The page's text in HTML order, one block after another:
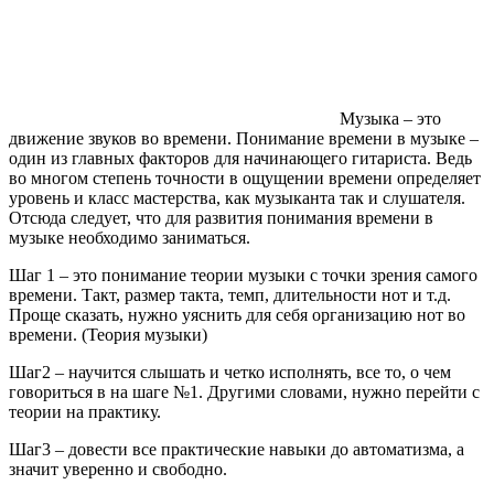
Музыка – это
движение звуков во времени. Понимание времени в музыке –
один из главных факторов для начинающего гитариста. Ведь
во многом степень точности в ощущении времени определяет
уровень и класс мастерства, как музыканта так и слушателя.
Отсюда следует, что для развития понимания времени в
музыке необходимо заниматься.
Шаг 1 – это понимание теории музыки с точки зрения самого
времени. Такт, размер такта, темп, длительности нот и т.д.
Проще сказать, нужно уяснить для себя организацию нот во
времени. (Теория музыки)
Шаг2 – научится слышать и четко исполнять, все то, о чем
говориться в на шаге №1. Другими словами, нужно перейти с
теории на практику.
Шаг3 – довести все практические навыки до автоматизма, а
значит уверенно и свободно.